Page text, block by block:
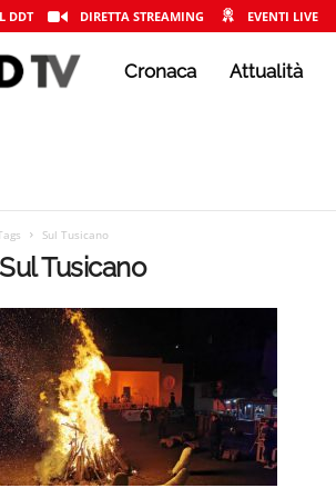
DDT DIRETTA STREAMING EVENTI LIVE
V
|
Cronaca Attualità
Sul Tusicano
Tusicano